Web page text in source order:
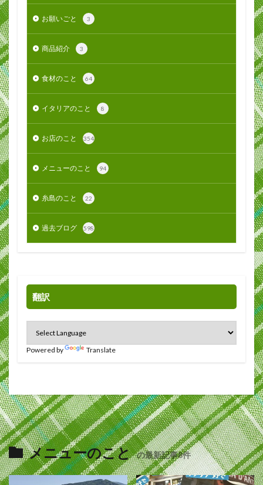
お願いごと 3
商品紹介 3
食材のこと 64
イタリアのこと 8
お店のこと 354
メニューのこと 94
糸島のこと 22
過去ブログ 598
翻訳
Powered by Translate
メニューのこと の最新記事8件